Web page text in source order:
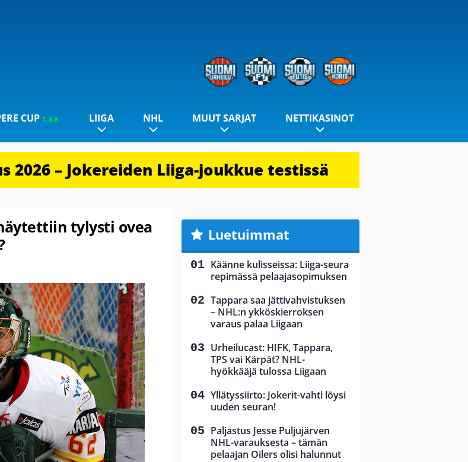
CUP 7.-8.8. LIIGA NHL MUUT SARJAT NETTIKASINOT
2026 – Jokereiden Liiga-joukkue testissä
tylysti ovea
Luetuimmat
Käänne kulisseissa: Liiga-seura
repimässä pelaajasopimuksen
Tappara saa jättivahvistuksen
– NHL:n ykköskierroksen
varaus palaa Liigaan
Urheilucast: HIFK, Tappara,
TPS vai Kärpät? NHL-
hyökkääjä tulossa Liigaan
Yllätyssiirto: Jokerit-vahti löysi
uuden seuran!
Paljastus Jesse Puljujärven
NHL-varauksesta – tämän
pelaajan Oilers olisi halunnut